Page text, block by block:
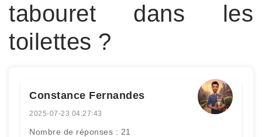
tabouret dans les
toilettes ?
Constance Fernandes
2025-07-23 04:27:43
Nombre de réponses : 21